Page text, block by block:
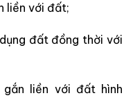
liền với đất;
đất đồng thời với
liền với đất hình